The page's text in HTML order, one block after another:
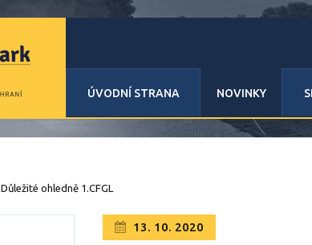
ÚVODNÍ STRANA NOVINKY
Důležité ohledně 1.CFGL
13. 10. 2020